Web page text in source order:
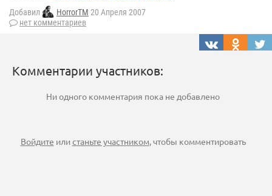
Добавил HorrorTM 20 Апреля 2007
нет комментариев
Комментарии участников:
Ни одного комментария пока не добавлено
Войдите илистаньте участником, чтобы комментировать